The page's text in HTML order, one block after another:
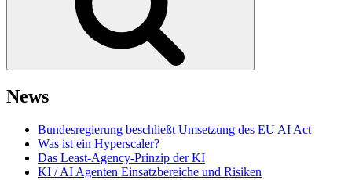
News
Bundesregierung beschließt Umsetzung des EU AI Act
Was ist ein Hyperscaler?
Das Least-Agency-Prinzip der KI
KI / AI Agenten Einsatzbereiche und Risiken